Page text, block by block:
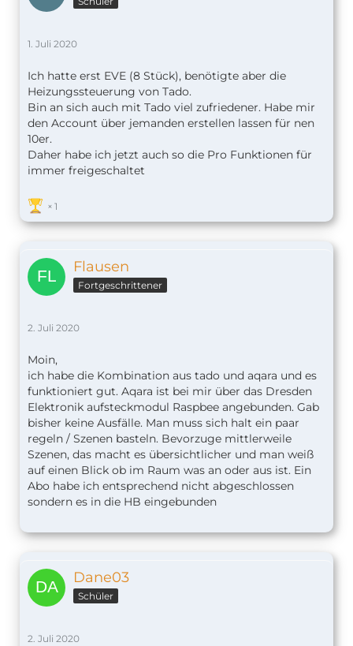
1. Juli 2020
Ich hatte erst EVE (8 Stück), benötigte aber die
Heizungssteuerung von Tado.
Bin an sich auch mit Tado viel zufriedener. Habe mir
den Account über jemanden erstellen lassen für nen
10er.
Daher habe ich jetzt auch so die Pro Funktionen für
immer freigeschaltet
1
Flausen
Fortgeschrittener
2. Juli 2020
Moin,
ich habe die Kombination aus tado und aqara und es
funktioniert gut. Aqara ist bei mir über das Dresden
Elektronik aufsteckmodul Raspbee angebunden. Gab
bisher keine Ausfälle. Man muss sich halt ein paar
regeln / Szenen basteln. Bevorzuge mittlerweile
Szenen, das macht es übersichtlicher und man weiß
auf einen Blick ob im Raum was an oder aus ist. Ein
Abo habe ich entsprechend nicht abgeschlossen
sondern es in die HB eingebunden
Dane03
Schüler
2. Juli 2020